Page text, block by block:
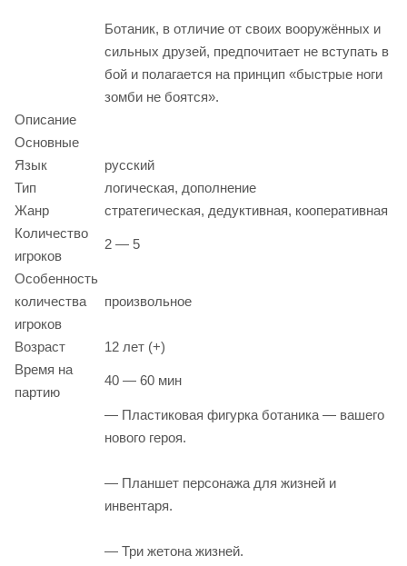
Ботаник, в отличие от своих вооружённых и
сильных друзей, предпочитает не вступать в
бой и полагается на принцип «быстрые ноги
зомби не боятся».
Описание
Основные
Язык
русский
Тип
логическая, дополнение
Жанр
стратегическая, дедуктивная, кооперативная
Количество
игроков
2 — 5
Особенность
количества
игроков
произвольное
Возраст
12 лет (+)
Время на
партию
40 — 60 мин
— Пластиковая фигурка ботаника — вашего
нового героя.
— Планшет персонажа для жизней и
инвентаря.
— Три жетона жизней.